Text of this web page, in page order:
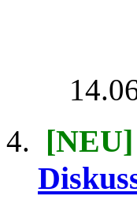
[NEU]